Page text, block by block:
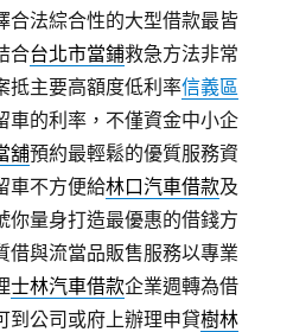
合法綜合性的大型借款最皆
合台北市當鋪救急方法非常
抵主要高額度低利率信義區
車的利率，不僅資金中小企
舖預約最輕鬆的優質服務資
車不方便給林口汽車借款及
你量身打造最優惠的借錢方
借與流當品販售服務以專業
士林汽車借款企業週轉為借
到公司或府上辦理申貸樹林